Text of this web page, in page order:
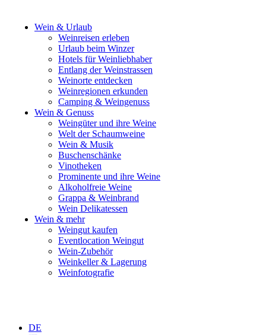
Wein & Urlaub
Weinreisen erleben
Urlaub beim Winzer
Hotels für Weinliebhaber
Entlang der Weinstrassen
Weinorte entdecken
Weinregionen erkunden
Camping & Weingenuss
Wein & Genuss
Weingüter und ihre Weine
Welt der Schaumweine
Wein & Musik
Buschenschänke
Vinotheken
Prominente und ihre Weine
Alkoholfreie Weine
Grappa & Weinbrand
Wein Delikatessen
Wein & mehr
Weingut kaufen
Eventlocation Weingut
Wein-Zubehör
Weinkeller & Lagerung
Weinfotografie
DE